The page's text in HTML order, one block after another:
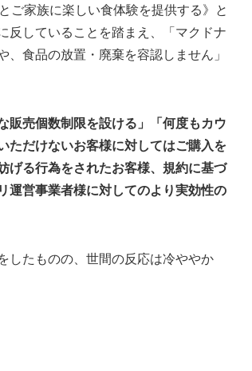
家族に楽しい食体験を提供する》と
反していることを踏まえ、「マクドナ
食品の放置・廃棄を容認しません」
販売個数制限を設ける」「何度もカウ
ただけないお客様に対してはご購入を
げる行為をされたお客様、規約に基づ
運営事業者様に対してのより実効性の
たものの、世間の反応は冷ややか